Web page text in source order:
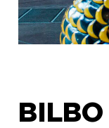
BILBO